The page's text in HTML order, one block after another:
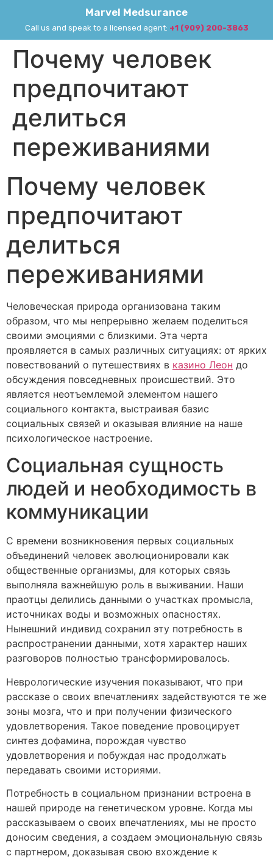
Marvel Medsurance
Call us and speak to a licensed agent: +1 (909) 200-3863
Почему человек
предпочитают
делиться
переживаниями
Почему человек
предпочитают
делиться
переживаниями
Человеческая природа организована таким
образом, что мы непрерывно желаем поделиться
своими эмоциями с близкими. Эта черта
проявляется в самых различных ситуациях: от ярких
повествований о путешествиях в казино Леон до
обсуждения повседневных происшествий. Это
является неотъемлемой элементом нашего
социального контакта, выстраивая базис
социальных связей и оказывая влияние на наше
психологическое настроение.
Социальная сущность
людей и необходимость в
коммуникации
С времени возникновения первых социальных
объединений человек эволюционировали как
общественные организмы, для которых связь
выполняла важнейшую роль в выживании. Наши
праотцы делились данными о участках промысла,
источниках воды и возможных опасностях.
Нынешний индивид сохранил эту потребность в
распространении данными, хотя характер наших
разговоров полностью трансформировалось.
Неврологические изучения показывают, что при
рассказе о своих впечатлениях задействуются те же
зоны мозга, что и при получении физического
удовлетворения. Такое поведение провоцирует
синтез дофамина, порождая чувство
удовлетворения и побуждая нас продолжать
передавать своими историями.
Потребность в социальном признании встроена в
нашей природе на генетическом уровне. Когда мы
рассказываем о своих впечатлениях, мы не просто
доносим сведения, а создаем эмоциональную связь
с партнером, доказывая свою вхождение к